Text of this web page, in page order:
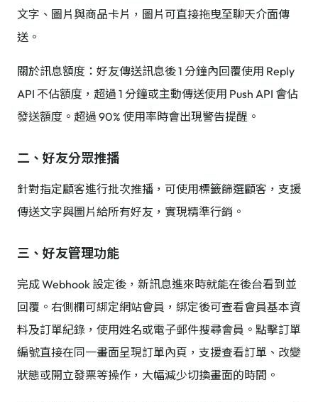
文字、圖片與商品卡片，圖片可直接拖曳至聊天介面傳
送。
關於訊息額度：好友傳送訊息後 1 分鐘內回覆使用 Reply
API 不佔額度，超過 1 分鐘或主動傳送使用 Push API 會佔
發送額度。超過 90% 使用率時會出現警告提醒。
二、好友分眾推播
針對指定顧客進行批次推播，可使用標籤篩選顧客，支援
傳送文字與圖片給所有好友，實現精準行銷。
三、好友管理功能
完成 Webhook 設定後，新訊息進來時就能在後台看到並
回覆。右側欄可綁定網站會員，綁定後可查看會員基本資
料及訂單紀錄，使用姓名或電子郵件搜尋會員。點擊訂單
編號直接在同一畫面呈現訂單內頁，支援查看訂單、改變
狀態或開立發票等操作，大幅減少切換畫面的時間。